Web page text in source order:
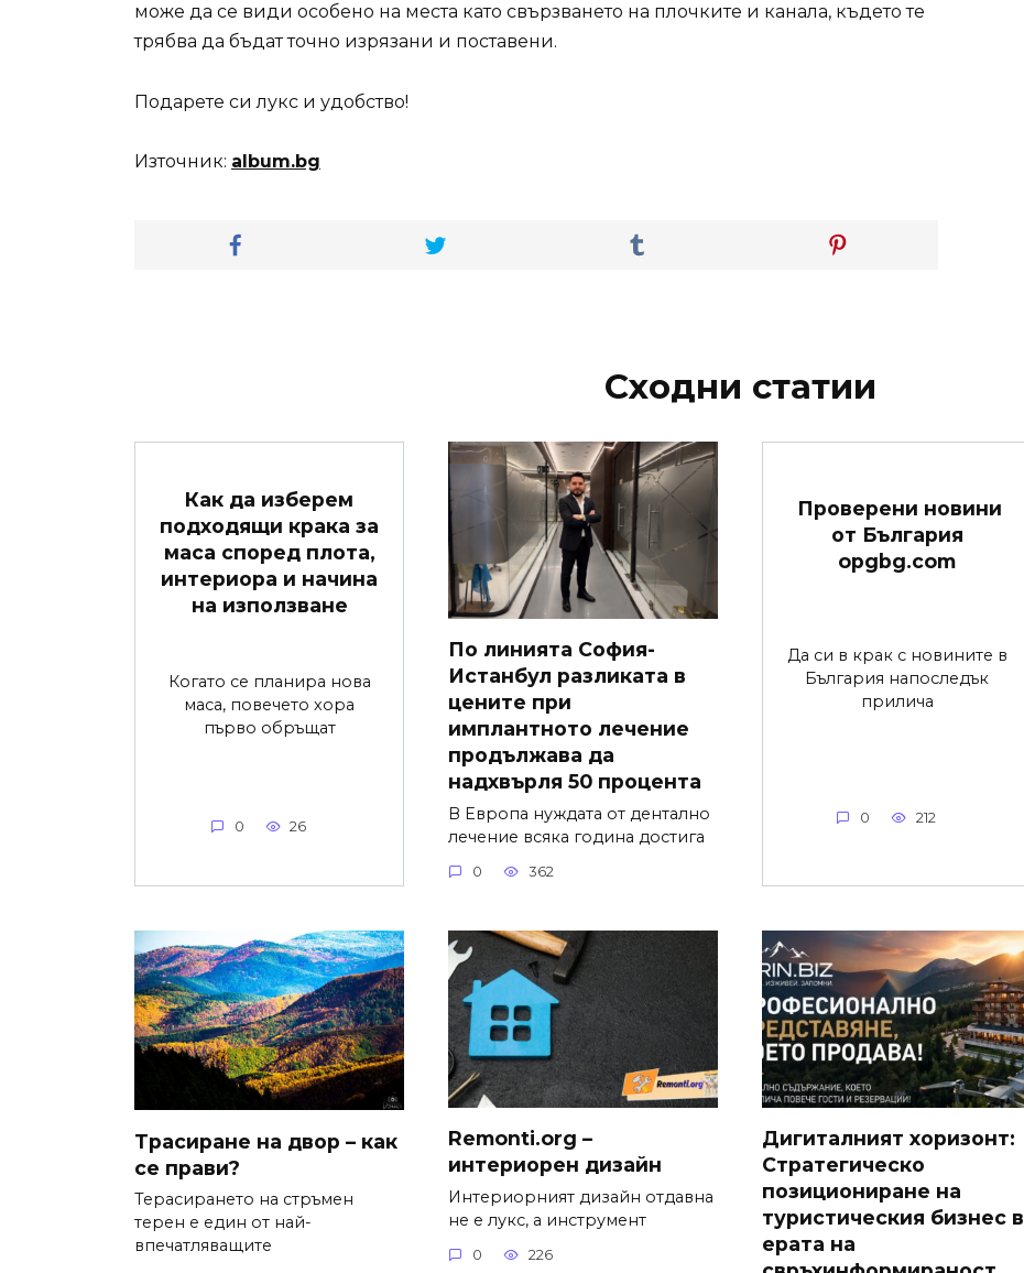
може да се види особено на места като свързването на плочките и канала, където те
трябва да бъдат точно изрязани и поставени.
Подарете си лукс и удобство!
Източник: album.bg
Сходни статии
Как да изберем
подходящи крака за
маса според плота,
интериора и начина
на използване
Когато се планира нова
маса, повечето хора
първо обръщат
0 26
По линията София-
Истанбул разликата в
цените при
имплантното лечение
продължава да
надхвърля 50 процента
В Европа нуждата от дентално
лечение всяка година достига
0 362
Проверени новини
от България
opgbg.com
Да си в крак с новините в
България напоследък
прилича
0 212
Трасиране на двор – как
се прави?
Терасирането на стръмен
терен е един от най-
впечатляващите
Remonti.org –
интериорен дизайн
Интериорният дизайн отдавна
не е лукс, а инструмент
0 226
Дигиталният хоризонт:
Стратегическо
позициониране на
туристическия бизнес в
ерата на